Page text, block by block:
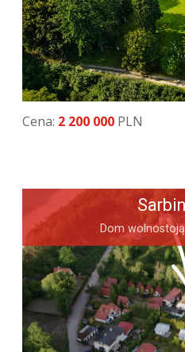
Cena: 2 200 000 PLN
Dom